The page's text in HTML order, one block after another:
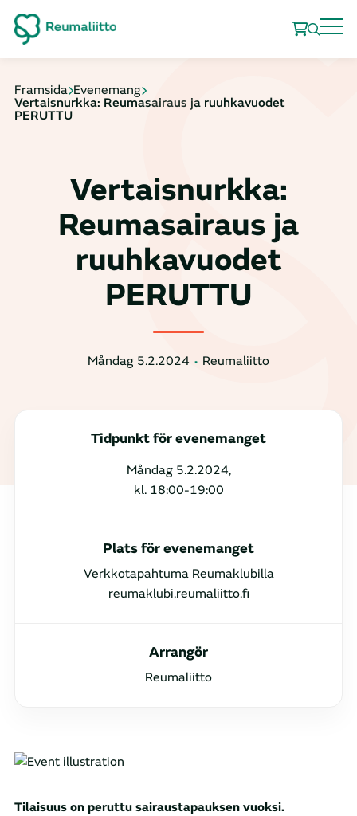
Framsida Evenemang
Vertaisnurkka: Reumasairaus ja ruuhkavuodet
PERUTTU
Vertaisnurkka:
Reumasairaus ja
ruuhkavuodet
PERUTTU
Måndag 5.2.2024 Reumaliitto
Tidpunkt för evenemanget
Måndag 5.2.2024,
kl. 18:00-19:00
Plats för evenemanget
Verkkotapahtuma Reumaklubilla
reumaklubi.reumaliitto.fi
Arrangör
Reumaliitto
Tilaisuus on peruttu sairaustapauksen vuoksi.